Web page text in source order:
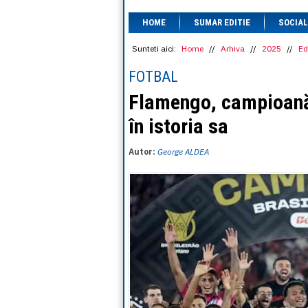
HOME SUMAR EDITIE SOCIAL
Sunteti aici: Home // Arhiva // 2025 //
FOTBAL
Flamengo,
în istoria sa
Autor: George ALDEA